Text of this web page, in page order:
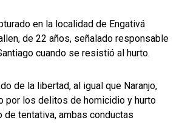
en la localidad de Engativá
de 22 años, señalado responsable
cuando se resistió al hurto.
de la libertad, al igual que Naranjo,
por los delitos de homicidio y hurto
de tentativa, ambas conductas